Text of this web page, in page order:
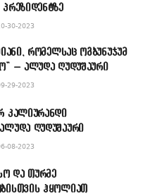
30-2023
რომელსაც ოგბუნუჯუმ
– ალუდა ღუდუშაური
29-2023
კალიურანდი
ღუდუშაური
08-2023
და თურმე
ჰყოლიათ